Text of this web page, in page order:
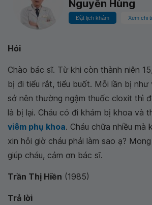
Nguyễn Hùng
Đặt lịch khám Xem chi
Hỏi
Chào bác sĩ. Từ khi còn thành niên
bị đi tiểu rắt, tiểu buốt. Mỗi lần bị như
sở nên thường ngậm thuốc cloxit thì
là bị lại. Cháu có đi khám bị khoa và
viêm phụ khoa. Cháu chữa nhiều mà
xin hỏi giờ cháu phải làm sao ạ?
giúp cháu, cảm ơn bác sĩ.
Trần Thị Hiền (1985)
Trả lời